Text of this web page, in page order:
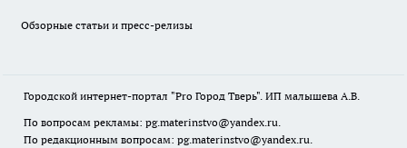
Обзорные статьи и пресс-релизы
Городской интернет-портал "Pro Город Тверь". ИП малышева А.В.
По вопросам рекламы: pg.materinstvo@yandex.ru.
По редакционным вопросам: pg.materinstvo@yandex.ru.